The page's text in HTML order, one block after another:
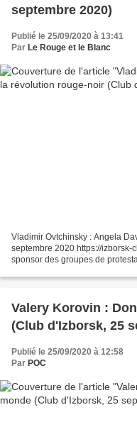
septembre 2020)
Publié le 25/09/2020 à 13:41
Par Le Rouge et le Blanc
Vladimir Ovtchinsky : Angela
septembre 2020 https://izborsk-
sponsor des groupes de
Valery Korovin :
(Club d'Izborsk, 25
Publié le 25/09/2020 à 12:58
Par POC